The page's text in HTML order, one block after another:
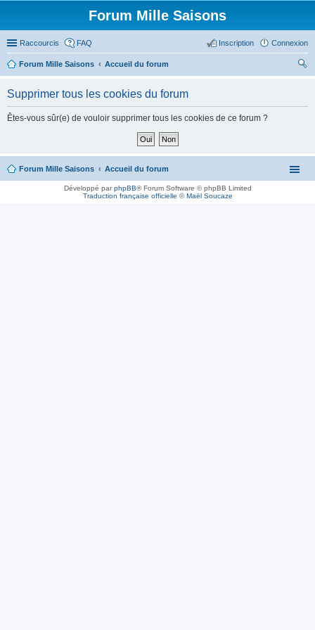
Forum Mille Saisons
Raccourcis FAQ Connexion
Inscription
Forum Mille Saisons
Accueil du forum
Supprimer tous les cookies du forum
Êtes-vous sûr(e) de vouloir supprimer tous les cookies de ce forum ?
Forum Mille Saisons Accueil du forum
Développé parphpBB® Forum Software © phpBB Limited
Traduction française officielle ©Maël Soucaze